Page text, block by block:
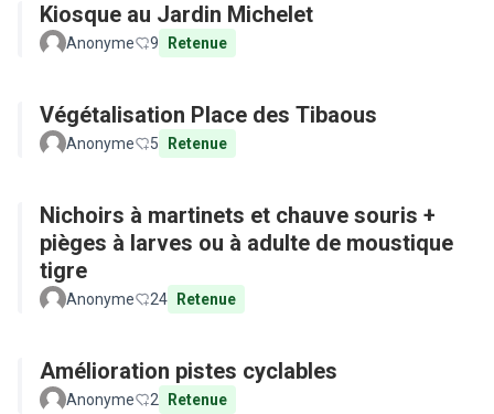
Kiosque au Jardin Michelet
Anonyme 9 Retenue
Végétalisation Place des Tibaous
Anonyme 5 Retenue
Nichoirs à martinets et chauve souris +
pièges à larves ou à adulte de moustique
tigre
Anonyme 24 Retenue
Amélioration pistes cyclables
Anonyme 2 Retenue